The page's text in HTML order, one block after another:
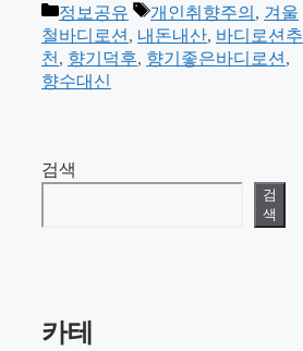
카
테
고
리
정보공유
태
그
개인취향주의 , 겨울
철바디로션 , 내돈내산, 바디로션추
천 , 향기덕후, 향기좋은바디로션 ,
향수대신
검색
검
색
카테